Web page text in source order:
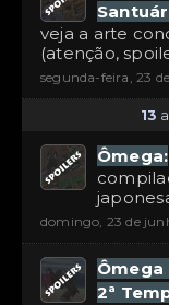
veja a arte
(atenção,
segunda-feira, 23
13
Ômega:
domingo, 23 de
Ômega
2ª